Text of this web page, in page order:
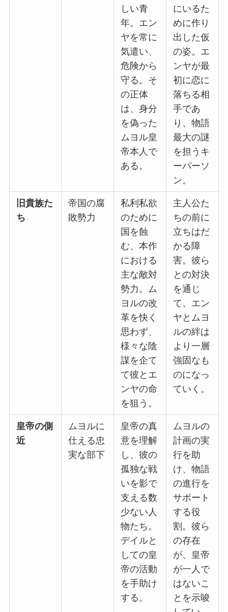
しい青
年。エン
ヤを常に
気遣い、
危険から
守る。そ
の正体
は、身分
を偽った
ムヨル皇
帝本人で
ある。
にいるた
めに作り
出した仮
の姿。エ
ンヤが最
初に恋に
落ちる相
手であ
り、物語
最大の謎
を担うキ
ーパーソ
ン。
旧貴族た
ち
帝国の腐
敗勢力
私利私欲
のために
国を蝕
む、本作
における
主な敵対
勢力。ム
ヨルの改
革を快く
思わず、
様々な陰
謀を企て
て彼とエ
ンヤの命
を狙う。
主人公た
ちの前に
立ちはだ
かる障
害。彼ら
との対決
を通じ
て、エン
ヤとムヨ
ルの絆は
より一層
強固なも
のになっ
ていく。
皇帝の側
近
ムヨルに
仕える忠
実な部下
皇帝の真
意を理解
し、彼の
孤独な戦
いを影で
支える数
少ない人
物たち。
デイルと
しての皇
帝の活動
を手助け
する。
ムヨルの
計画の実
行を助
け、物語
の進行を
サポート
する役
割。彼ら
の存在
が、皇帝
が一人で
はないこ
とを示唆